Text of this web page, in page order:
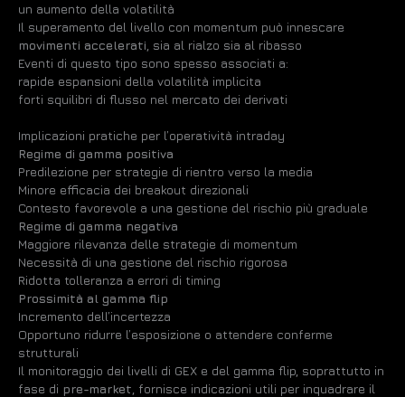
un aumento della volatilità
Il superamento del livello con momentum può innescare
movimenti accelerati , sia al rialzo sia al ribasso
Eventi di questo tipo sono spesso associati a:
rapide espansioni della volatilità implicita
forti squilibri di flusso nel mercato dei derivati
Implicazioni pratiche per l’operatività intraday
Regime di gamma positiva
Predilezione per strategie di rientro verso la media
Minore efficacia dei breakout direzionali
Contesto favorevole a una gestione del rischio più graduale
Regime di gamma negativa
Maggiore rilevanza delle strategie di momentum
Necessità di una gestione del rischio rigorosa
Ridotta tolleranza a errori di timing
Prossimità al gamma flip
Incremento dell’incertezza
Opportuno ridurre l’esposizione o attendere conferme
strutturali
Il monitoraggio dei livelli di GEX e del gamma flip, soprattutto in
fase di pre-market , fornisce indicazioni utili per inquadrare il